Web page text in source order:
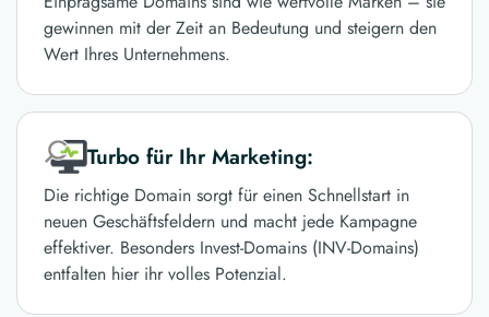
gewinnen mit der Zeit an Bedeutung und steigern den
Wert Ihres Unternehmens.
Turbo für Ihr Marketing:
Die richtige Domain sorgt für einen Schnellstart in
neuen Geschäftsfeldern und macht jede Kampagne
effektiver. Besonders Invest-Domains (INV-Domains)
entfalten hier ihr volles Potenzial.